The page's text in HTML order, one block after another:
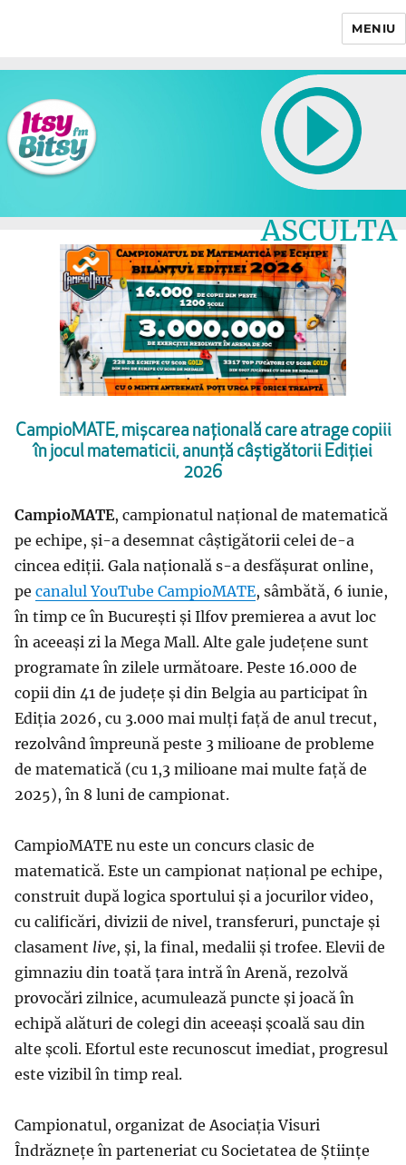
MENIU
ASCULTA
LIVE
CampioMATE, mișcarea națională care atrage copiii
în jocul matematicii, anunță câștigătorii Ediției
2026
CampioMATE, campionatul național de matematică
pe echipe, și-a desemnat câștigătorii celei de-a
cincea ediții. Gala națională s-a desfășurat online,
pe canalul YouTube CampioMATE, sâmbătă, 6 iunie,
în timp ce în București și Ilfov premierea a avut loc
în aceeași zi la Mega Mall. Alte gale județene sunt
programate în zilele următoare. Peste 16.000 de
copii din 41 de județe și din Belgia au participat în
Ediția 2026, cu 3.000 mai mulți față de anul trecut,
rezolvând împreună peste 3 milioane de probleme
de matematică (cu 1,3 milioane mai multe față de
2025), în 8 luni de campionat.
CampioMATE nu este un concurs clasic de
matematică. Este un campionat național pe echipe,
construit după logica sportului și a jocurilor video,
cu calificări, divizii de nivel, transferuri, punctaje și
clasament live, și, la final, medalii și trofee. Elevii de
gimnaziu din toată țara intră în Arenă, rezolvă
provocări zilnice, acumulează puncte și joacă în
echipă alături de colegi din aceeași școală sau din
alte școli. Efortul este recunoscut imediat, progresul
este vizibil în timp real.
Campionatul, organizat de Asociația Visuri
Îndrăznețe în parteneriat cu Societatea de Științe